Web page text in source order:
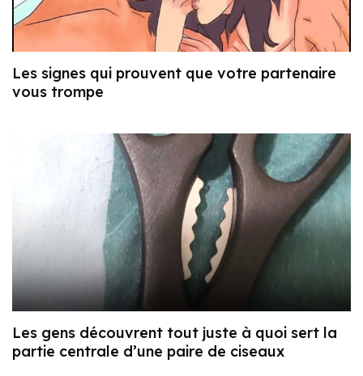
Les signes qui prouvent que votre partenaire
vous trompe
Les gens découvrent tout juste à quoi sert la
partie centrale d’une paire de ciseaux